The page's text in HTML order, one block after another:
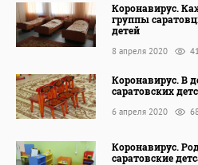
Коронавирус.
группы
детей
8 апреля 2020
Коронавирус. В
саратовских
6 апреля 2020
Коронавирус.
саратовские